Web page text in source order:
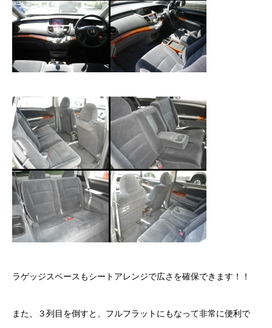
クロちゃんの独り言
ご成約
部品取付
車磨き
車検
整備・修理
お問い合わせ プライバシーポリシー
ラゲッジスペースもシートアレンジで広さを確保できます！！
また、３列目を倒すと、フルフラットにもなって非常に便利で